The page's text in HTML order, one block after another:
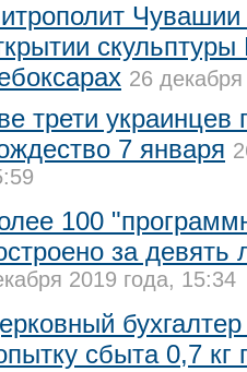
Чувашии
26
трети украинцев
7 января
100
за девять
2019 года, 15:34
сбыта 0,7 кг